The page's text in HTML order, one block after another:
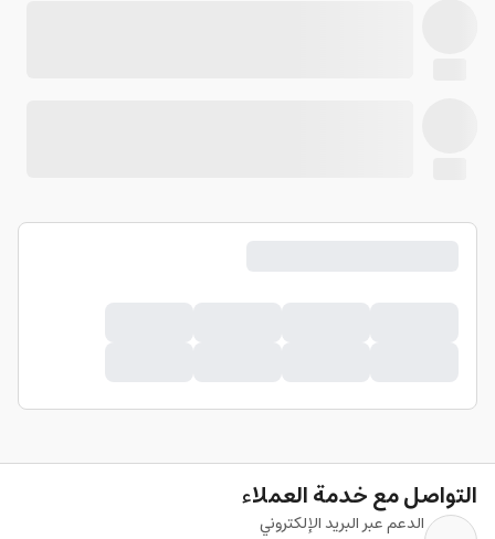
التواصل مع خدمة العملاء
الدعم عبر البريد الإلكتروني